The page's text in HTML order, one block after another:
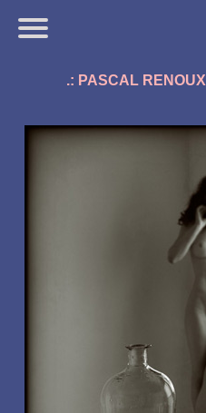
.: PASCAL RENOUX